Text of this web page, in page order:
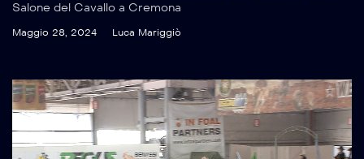
Salone del Cavallo a Cremona
Maggio 28, 2024 Luca Mariggiò